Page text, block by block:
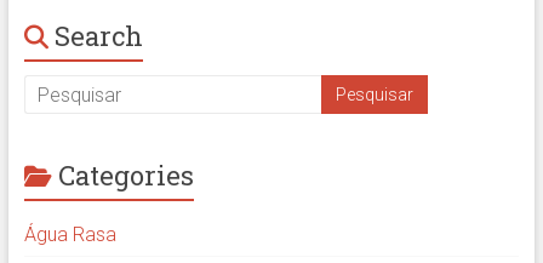
Search
Categories
Água Rasa